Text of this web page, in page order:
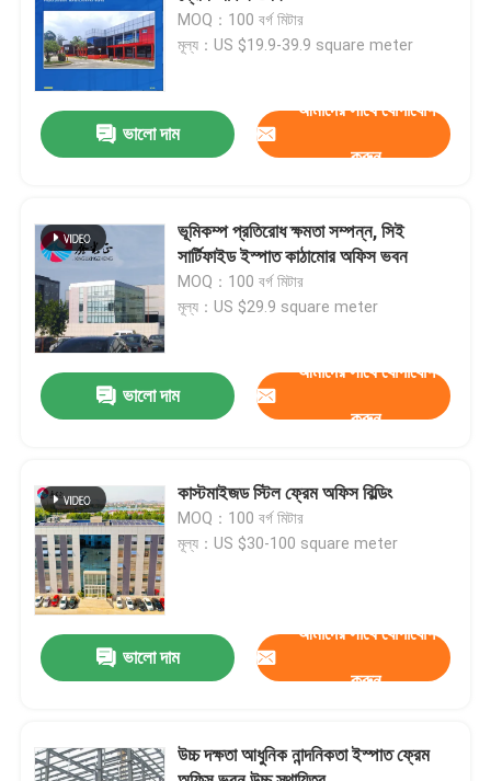
বাড়ি
আমাদের সম্বন্ধে
কারখানা পরিদর্শন
গুণমান নিয়ন্ত্রণ
আমাদের সাথে যোগাযোগ
খবর
মামলা
ইস্পাত কাঠামো গুদাম
MOQ：100 বর্গ মিটার
মূল্য：US $19.9-39.9 square meter
ভালো দাম
আমাদের সাথে যোগাযোগ
করুন
ভূমিকম্প প্রতিরোধ ক্ষমতা সম্পন্ন, সিই
সার্টিফাইড ইস্পাত কাঠামোর অফিস ভবন
MOQ：100 বর্গ মিটার
মূল্য：US $29.9 square meter
ভালো দাম
আমাদের সাথে যোগাযোগ
করুন
কাস্টমাইজড স্টিল ফ্রেম অফিস বিল্ডিং
MOQ：100 বর্গ মিটার
মূল্য：US $30-100 square meter
ভালো দাম
আমাদের সাথে যোগাযোগ
করুন
উচ্চ দক্ষতা আধুনিক নান্দনিকতা ইস্পাত ফ্রেম